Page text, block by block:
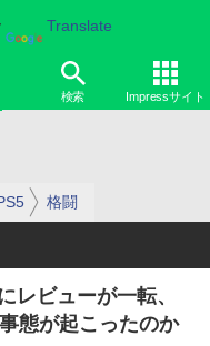
Translate
検索 Impressサイト
格闘
レビューが一転、
態が起こったのか